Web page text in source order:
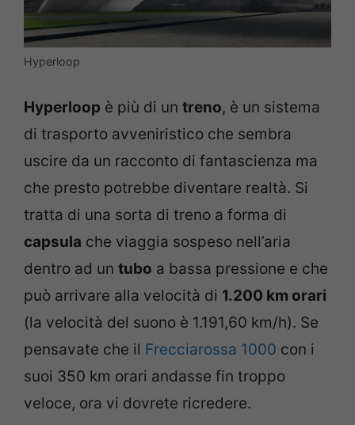
Hyperloop
Hyperloop è più di un treno, è un sistema
di trasporto avveniristico che sembra
uscire da un racconto di fantascienza ma
che presto potrebbe diventare realtà. Si
tratta di una sorta di treno a forma di
capsula che viaggia sospeso nell’aria
dentro ad un tubo a bassa pressione e che
può arrivare alla velocità di 1.200 km orari
(la velocità del suono è 1.191,60 km/h). Se
pensavate che il Frecciarossa 1000 con i
suoi 350 km orari andasse fin troppo
veloce, ora vi dovrete ricredere.